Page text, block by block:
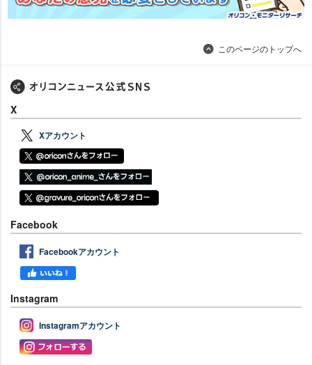
このページのトップへ
X
Xアカウント
Facebook
Facebookアカウント
Instagram
Instagramアカウント